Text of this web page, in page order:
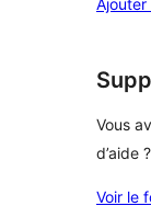
Vous
d’aide ?
Voir le